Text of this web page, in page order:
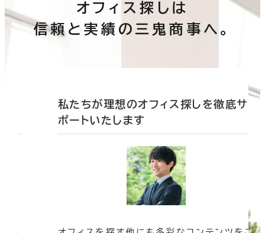
オフィス探しは
信頼と実績の三鬼商事へ。
私たちが理想のオフィス探しを徹底サ
ポートいたします